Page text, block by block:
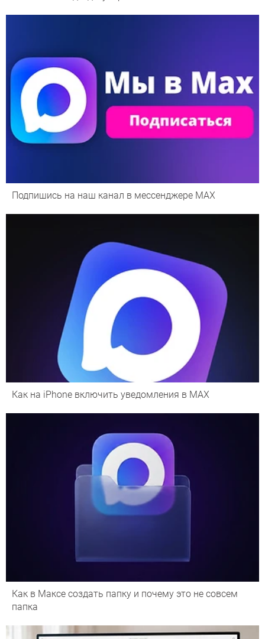
Подпишись на наш канал в мессенджере МАХ
Как на iPhone включить уведомления в MAX
Как в Максе создать папку и почему это не совсем
папка